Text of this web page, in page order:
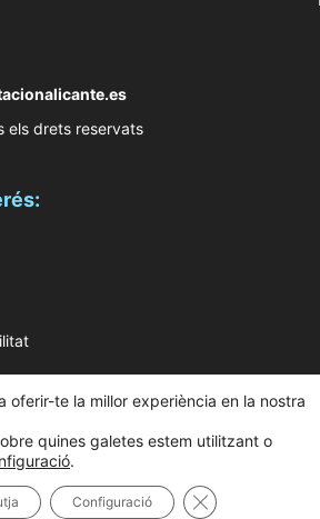
els drets reservats
pel Servei d'Informàtica de Diputació d'Alacant
oferir-te la millor experiència en la nostra
quines galetes estem utilitzant o
.
Configuració Tanca el bàner